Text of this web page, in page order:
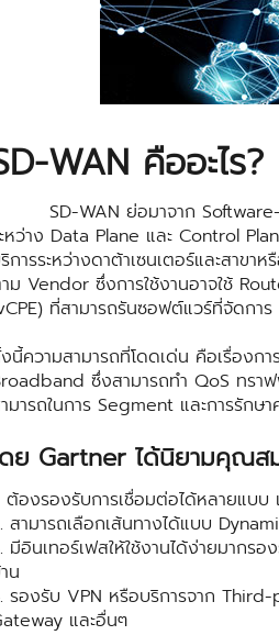
WAN คืออะไร?
SD-WAN ย่อมาจาก Software-
หว่าง Data Plane และ Control
การระหว่างดาต้าเซนเตอร์และสาขา
ม Vendor ซึ่งการใช้งานอาจใช้
ที่สามารถรันซอฟต์แวร์ที่จัดกา
นี้ความสามารถที่โดดเด่น คือเรื่องก
ซึ่งสามารถทำ QoS ทรา
มารถในการ Segment และการรัก
ย Gartner ได้นิยามคุณส
ต้องรองรับการเชื่อมต่อได้หลายแบบ
สามารถเลือกเส้นทางได้แบบ
มีอินเทอร์เฟสให้ใช้งานได้ง่ายมากร
น
รองรับ VPN หรือบริการจาก
และอื่นๆ